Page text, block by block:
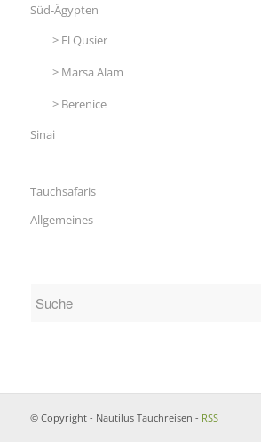
Süd-Ägypten
El Qusier
Marsa Alam
Berenice
Sinai
Tauchsafaris
Allgemeines
© Copyright - Nautilus Tauchreisen - RSS